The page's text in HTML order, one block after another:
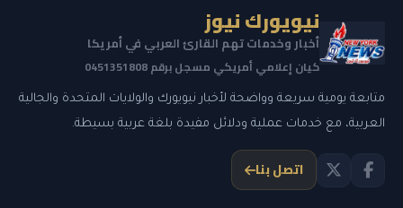
نيويورك نيوز
أخبار وخدمات تهم القارئ العربي في أمريكا
كيان إعلامي أمريكي مسجل برقم 0451351808
متابعة يومية سريعة وواضحة لأخبار نيويورك والولايات المتحدة والجالية
العربية، مع خدمات عملية ودلائل مفيدة بلغة عربية بسيطة.
اتصل بنا